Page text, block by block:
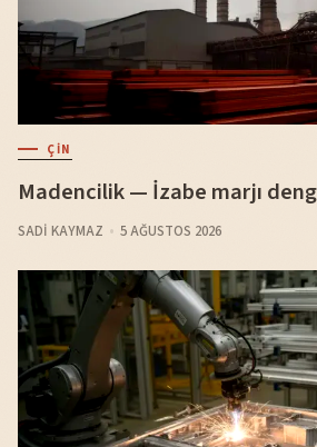
ÇIN
Madencilik — İzabe marjı
SADI KAYMAZ 5 AĞUSTOS 2026